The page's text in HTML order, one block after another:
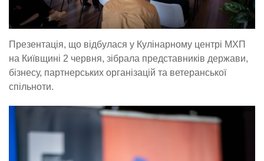
Презентація, що відбулася у Кулінарному центрі МХП
на Київщині 2 червня, зібрала представників держави,
бізнесу, партнерських організацій та ветеранської
спільноти.